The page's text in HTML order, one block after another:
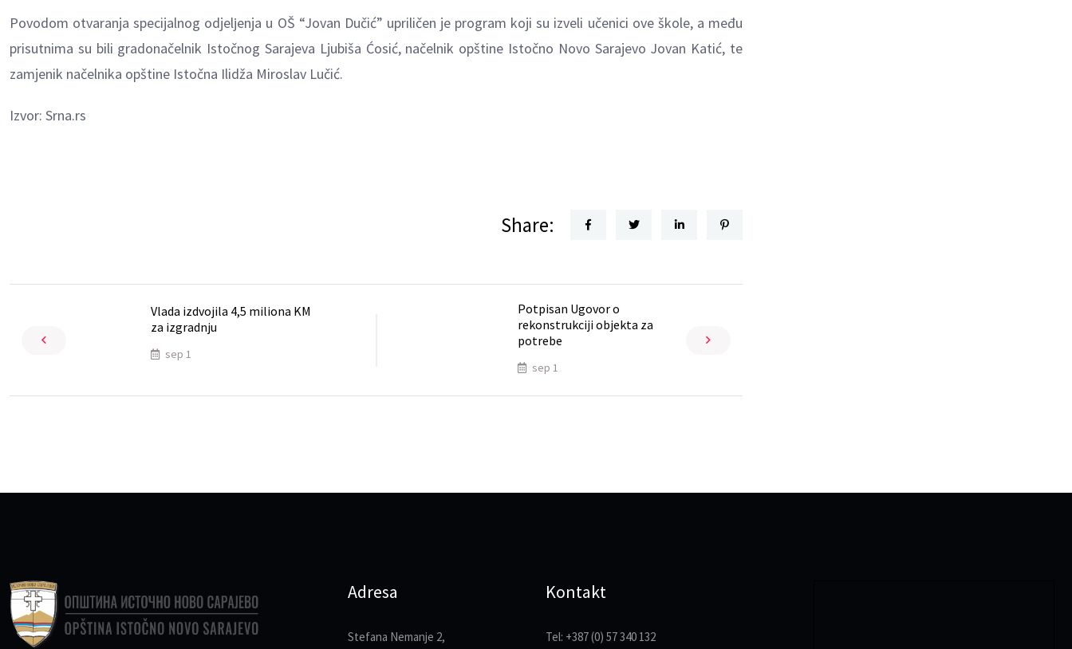
Povodom otvaranja specijalnog odjelјenja u OŠ “Jovan Dučić” upriličen je program koji su izveli učenici ove škole, a među
prisutnima su bili gradonačelnik Istočnog Sarajeva Ljubiša Ćosić, načelnik opštine Istočno Novo Sarajevo Jovan Katić, te
zamjenik načelnika opštine Istočna Ilidža Miroslav Lučić.
Izvor: Srna.rs
Share:
Vlada izdvojila 4,5 miliona KM
za izgradnju
sep 1
Potpisan Ugovor o
rekonstrukciji objekta za
potrebe
sep 1
Adresa
Stefana Nemanje 2,
Kontakt
Tel: +387 (0) 57 340 132